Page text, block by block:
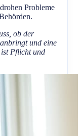
Probleme
ob der
und eine
Pflicht und